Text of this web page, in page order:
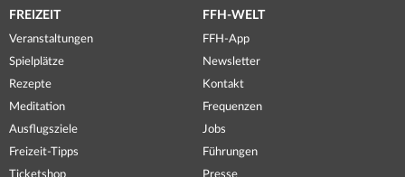
FREIZEIT
Veranstaltungen
Spielplätze
Rezepte
Meditation
Ausflugsziele
Freizeit-Tipps
Ticketshop
FFH-WELT
FFH-App
Newsletter
Kontakt
Frequenzen
Jobs
Führungen
Presse